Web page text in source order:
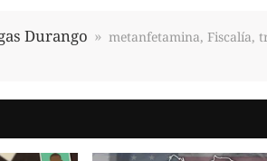
Durango
metanfetamina, Fiscalía,